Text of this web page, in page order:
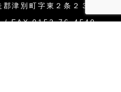
津別町字東２条２３番地
/ FAX.0152-76-4540